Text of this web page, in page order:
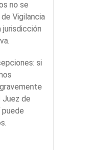
no se
Vigilancia
jurisdicción
si
Juez de
puede